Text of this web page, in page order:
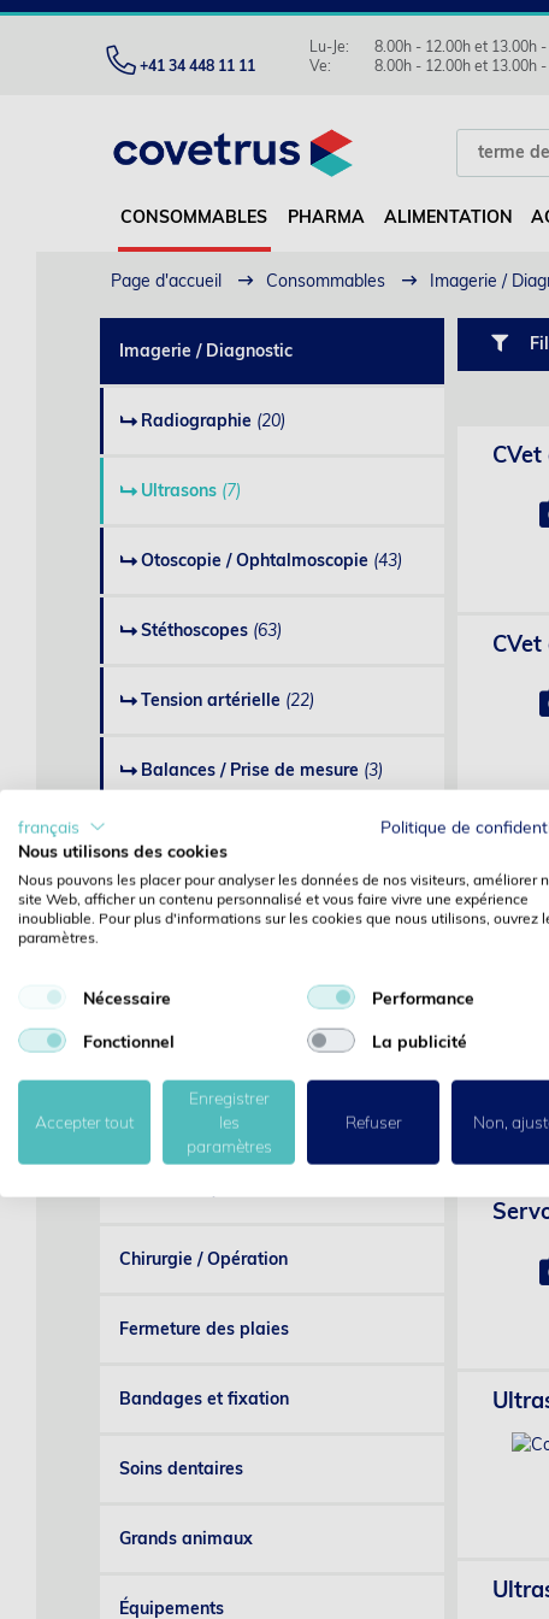
+41 34 448 11 11
Lu-Je:
Ve:
8.00h - 12.00h et 13.00h
8.00h - 12.00h et 13.00h
CONSOMMABLES PHARMA ALIMENTATION
Page d'accueil Consommables Imagerie /
Imagerie / Diagnostic
Radiographie (20)
Ultrasons (7)
Otoscopie / Ophtalmoscopie (43)
Stéthoscopes (63)
Tension artérielle (22)
Balances / Prise de mesure (3)
Examen du patient
Diagnostic (divers)(36)
Matériel de laboratoire et clinique
Injection / Perfusion
Hygiène
Chirurgie / Opération
Fermeture des plaies
Bandages et fixation
Soins dentaires
Grands animaux
Équipements
français
Politique de
Nous utilisons des cookies
Nous pouvons les placer pour analyser les données de nos visiteurs, améliorer
site Web, afficher un contenu personnalisé et vous faire vivre une expérience
inoubliable. Pour plus d'informations sur les cookies que nous utilisons, ouvrez
paramètres.
Nécessaire Performance
Fonctionnel La publicité
Accepter tout
Enregistrer
les
paramètres
Refuser Non,